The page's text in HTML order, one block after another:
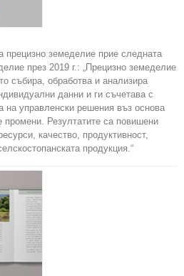
земеделие прие следната
през 2019 г.: „Прецизно земеделие
събира, обработва и анализира
данни и ги съчетава с
на управленски решения въз основа
промени. Резултатите са повишени
качество, продуктивност,
продукция.“